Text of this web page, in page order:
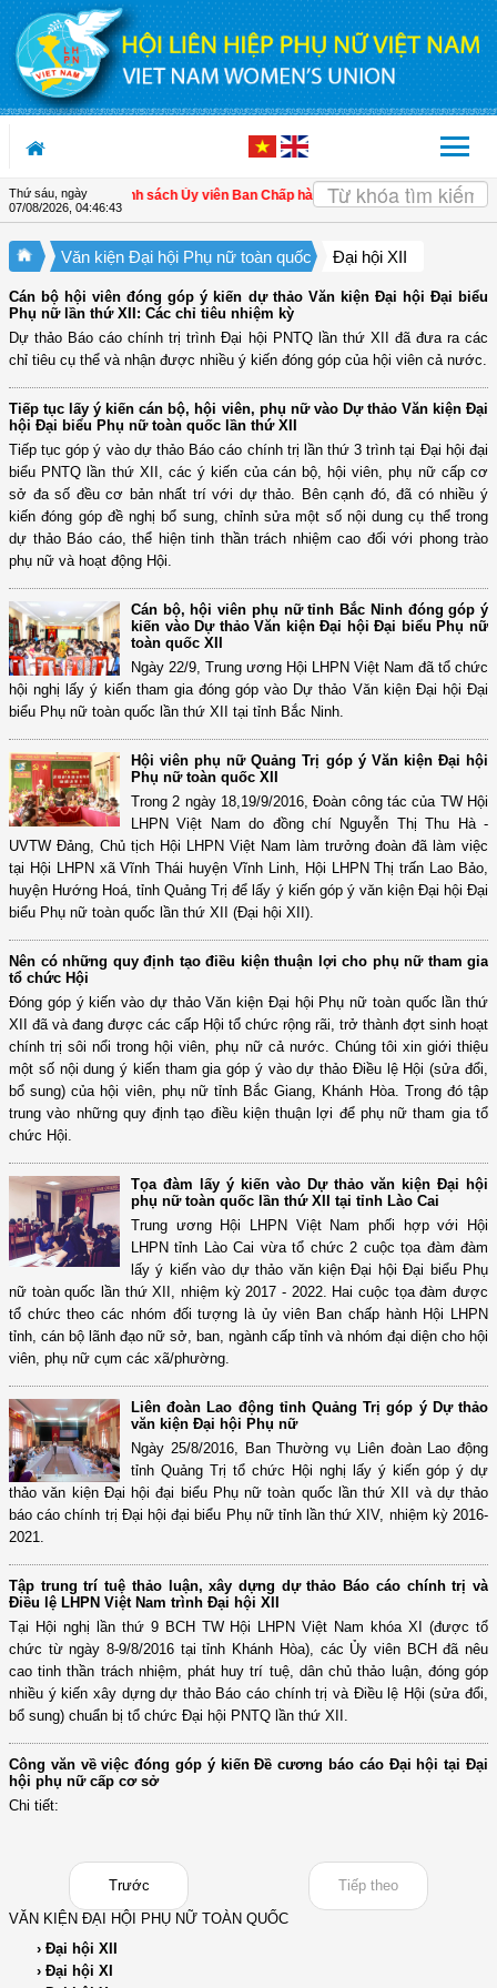
Truy cập nội dung luôn
Thứ sáu, ngày
07/08/2026, 04:46:44
Danh sách Ủy viên Ban Chấp hành, Đoàn Chủ tịch và
Văn kiện Đại hội Phụ nữ toàn quốc Đại hội XII
Cán bộ hội viên đóng góp ý kiến dự thảo Văn kiện Đại hội Đại biểu
Phụ nữ lần thứ XII: Các chỉ tiêu nhiệm kỳ
Dự thảo Báo cáo chính trị trình Đại hội PNTQ lần thứ XII đã đưa ra các
chỉ tiêu cụ thể và nhận được nhiều ý kiến đóng góp của hội viên cả nước.
Tiếp tục lấy ý kiến cán bộ, hội viên, phụ nữ vào Dự thảo Văn kiện Đại
hội Đại biểu Phụ nữ toàn quốc lần thứ XII
Tiếp tục góp ý vào dự thảo Báo cáo chính trị lần thứ 3 trình tại Đại hội đại
biểu PNTQ lần thứ XII, các ý kiến của cán bộ, hội viên, phụ nữ cấp cơ
sở đa số đều cơ bản nhất trí với dự thảo. Bên cạnh đó, đã có nhiều ý
kiến đóng góp đề nghị bổ sung, chỉnh sửa một số nội dung cụ thể trong
dự thảo Báo cáo, thể hiện tinh thần trách nhiệm cao đối với phong trào
phụ nữ và hoạt động Hội.
Cán bộ, hội viên phụ nữ tỉnh Bắc Ninh đóng góp ý
kiến vào Dự thảo Văn kiện Đại hội Đại biểu Phụ nữ
toàn quốc XII
Ngày 22/9, Trung ương Hội LHPN Việt Nam đã tổ chức
hội nghị lấy ý kiến tham gia đóng góp vào Dự thảo Văn kiện Đại hội Đại
biểu Phụ nữ toàn quốc lần thứ XII tại tỉnh Bắc Ninh.
Hội viên phụ nữ Quảng Trị góp ý Văn kiện Đại hội
Phụ nữ toàn quốc XII
Trong 2 ngày 18,19/9/2016, Đoàn công tác của TW Hội
LHPN Việt Nam do đồng chí Nguyễn Thị Thu Hà -
UVTW Đảng, Chủ tịch Hội LHPN Việt Nam làm trưởng đoàn đã làm việc
tại Hội LHPN xã Vĩnh Thái huyện Vĩnh Linh, Hội LHPN Thị trấn Lao Bảo,
huyện Hướng Hoá, tỉnh Quảng Trị để lấy ý kiến góp ý văn kiện Đại hội Đại
biểu Phụ nữ toàn quốc lần thứ XII (Đại hội XII).
Nên có những quy định tạo điều kiện thuận lợi cho phụ nữ tham gia
tổ chức Hội
Đóng góp ý kiến vào dự thảo Văn kiện Đại hội Phụ nữ toàn quốc lần thứ
XII đã và đang được các cấp Hội tổ chức rộng rãi, trở thành đợt sinh hoạt
chính trị sôi nổi trong hội viên, phụ nữ cả nước. Chúng tôi xin giới thiệu
một số nội dung ý kiến tham gia góp ý vào dự thảo Điều lệ Hội (sửa đổi,
bổ sung) của hội viên, phụ nữ tỉnh Bắc Giang, Khánh Hòa. Trong đó tập
trung vào những quy định tạo điều kiện thuận lợi để phụ nữ tham gia tổ
chức Hội.
Tọa đàm lấy ý kiến vào Dự thảo văn kiện Đại hội
phụ nữ toàn quốc lần thứ XII tại tỉnh Lào Cai
Trung ương Hội LHPN Việt Nam phối hợp với Hội
LHPN tỉnh Lào Cai vừa tổ chức 2 cuộc tọa đàm đàm
lấy ý kiến vào dự thảo văn kiện Đại hội Đại biểu Phụ
nữ toàn quốc lần thứ XII, nhiệm kỳ 2017 - 2022. Hai cuộc tọa đàm được
tổ chức theo các nhóm đối tượng là ủy viên Ban chấp hành Hội LHPN
tỉnh, cán bộ lãnh đạo nữ sở, ban, ngành cấp tỉnh và nhóm đại diện cho hội
viên, phụ nữ cụm các xã/phường.
Liên đoàn Lao động tỉnh Quảng Trị góp ý Dự thảo
văn kiện Đại hội Phụ nữ
Ngày 25/8/2016, Ban Thường vụ Liên đoàn Lao động
tỉnh Quảng Trị tổ chức Hội nghị lấy ý kiến góp ý dự
thảo văn kiện Đại hội đại biểu Phụ nữ toàn quốc lần thứ XII và dự thảo
báo cáo chính trị Đại hội đại biểu Phụ nữ tỉnh lần thứ XIV, nhiệm kỳ 2016-
2021.
Tập trung trí tuệ thảo luận, xây dựng dự thảo Báo cáo chính trị và
Điều lệ LHPN Việt Nam trình Đại hội XII
Tại Hội nghị lần thứ 9 BCH TW Hội LHPN Việt Nam khóa XI (được tổ
chức từ ngày 8-9/8/2016 tại tỉnh Khánh Hòa), các Ủy viên BCH đã nêu
cao tinh thần trách nhiệm, phát huy trí tuệ, dân chủ thảo luận, đóng góp
nhiều ý kiến xây dựng dự thảo Báo cáo chính trị và Điều lệ Hội (sửa đổi,
bổ sung) chuẩn bị tổ chức Đại hội PNTQ lần thứ XII.
Công văn về việc đóng góp ý kiến Đề cương báo cáo Đại hội tại Đại
hội phụ nữ cấp cơ sở
Chi tiết:
Trước
Tiếp theo
VĂN KIỆN ĐẠI HỘI PHỤ NỮ TOÀN QUỐC
› Đại hội XII
› Đại hội XI